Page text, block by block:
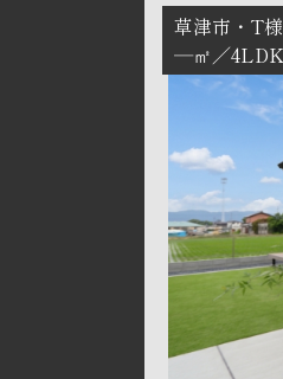
草津市
T様
―㎡
4LDK